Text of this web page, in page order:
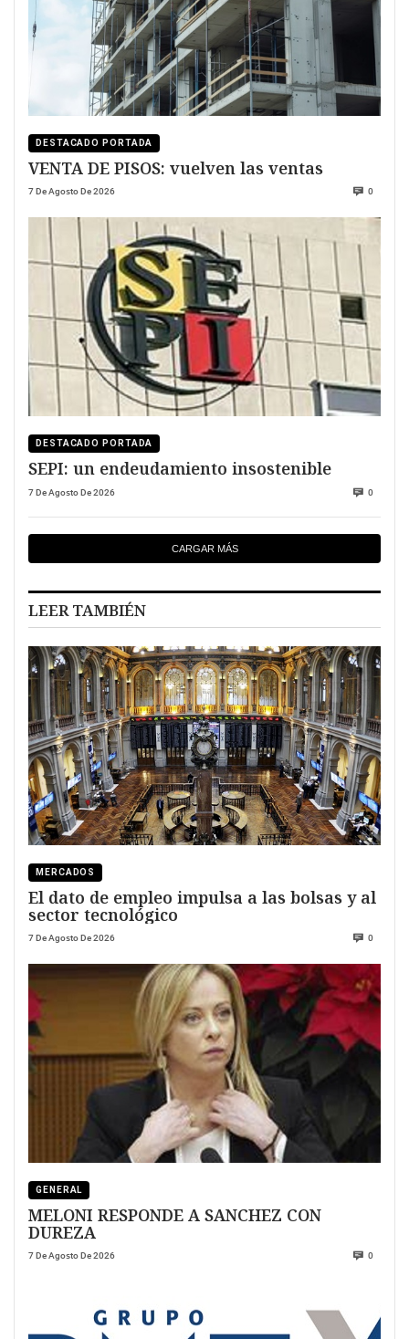
DESTACADO PORTADA
VENTA DE PISOS: vuelven las ventas
7 De Agosto De 2026 0
DESTACADO PORTADA
SEPI: un endeudamiento insostenible
7 De Agosto De 2026 0
CARGAR MÁS
LEER TAMBIÉN
MERCADOS
El dato de empleo impulsa a las bolsas y al
sector tecnológico
7 De Agosto De 2026 0
GENERAL
MELONI RESPONDE A SANCHEZ CON
DUREZA
7 De Agosto De 2026 0